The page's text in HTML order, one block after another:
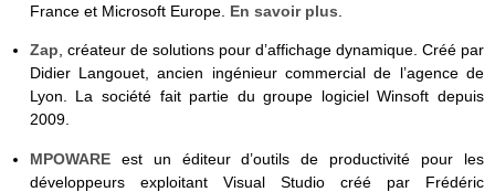
France et Microsoft Europe. En savoir plus.
Zap, créateur de solutions pour d’affichage dynamique. Créé par
Didier Langouet, ancien ingénieur commercial de l’agence de
Lyon. La société fait partie du groupe logiciel Winsoft depuis
2009.
MPOWAREest un éditeur d’outils de productivité pour les
développeurs exploitant Visual Studio créé par Frédéric